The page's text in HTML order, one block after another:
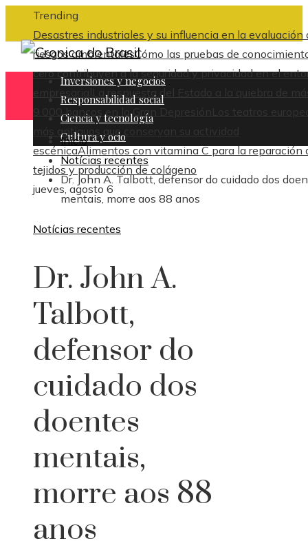
Trending
Desastres industriales y su influencia en la evaluación
riesgos ambientalesCómo las pruebas de
cero contribuyen a la seguridad y privacidad en el
empresarial
La respuesta del Estado a la quiebra de
9.000 bancos en la Gran Depresión
Los teatros
más antiguos que conservan su actividad
escénicaAlimentos con vitamina C para la reparación
tejidos y producción de colágeno
jueves, agosto 6
Inversiones y negocios
Responsabilidad social
Ciencia y tecnología
Cultura y ocio
Inicio
Notícias recentes
Dr. John A. Talbott, defensor do cuidado dos
mentais, morre aos 88 anos
Notícias recentes
Dr. John A.
Talbott,
defensor do
cuidado dos
doentes
mentais,
morre aos 88
anos